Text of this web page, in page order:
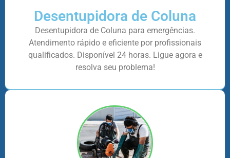
Desentupidora de Coluna
Desentupidora de Coluna para emergências.
Atendimento rápido e eficiente por profissionais
qualificados. Disponível 24 horas. Ligue agora e
resolva seu problema!